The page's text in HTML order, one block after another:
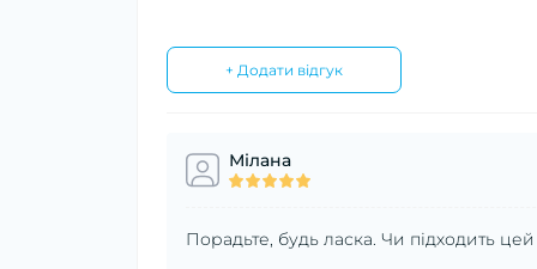
+ Додати відгук
Мілана
Порадьте, будь ласка. Чи підходить